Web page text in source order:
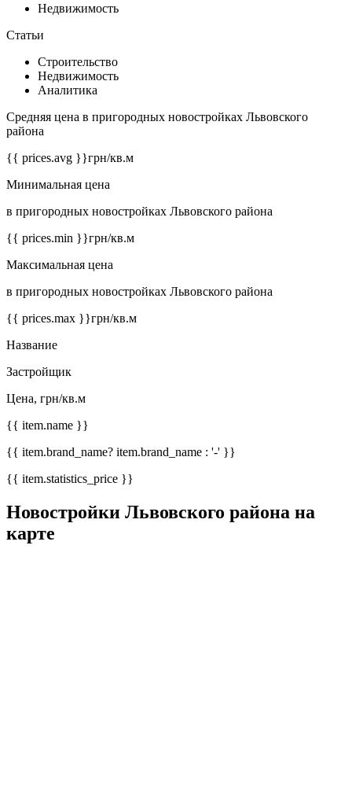
Недвижимость
Статьи
Строительство
Недвижимость
Аналитика
Средняя цена в пригородных новостройках Львовского
района
{{ prices.avg }}грн/кв.м
Минимальная цена
в пригородных новостройках Львовского района
{{ prices.min }}грн/кв.м
Максимальная цена
в пригородных новостройках Львовского района
{{ prices.max }}грн/кв.м
Название
Застройщик
Цена, грн/кв.м
{{ item.name }}
{{ item.brand_name? item.brand_name : '-' }}
{{ item.statistics_price }}
Новостройки Львовского района на
карте